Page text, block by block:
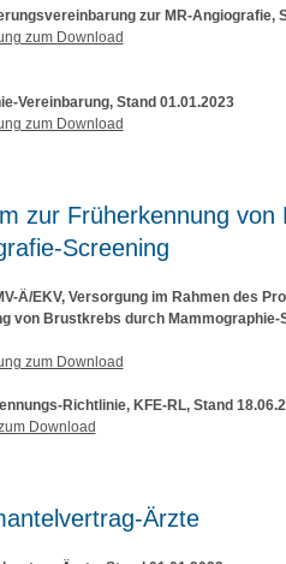
zur MR-Angiografie,
zum Download
Vereinbarung, Stand 01.01.2023
zum Download
zur Früherkennung von
Screening
Ä/EKV, Versorgung im Rahmen des
von Brustkrebs durch Mammographie-
zum Download
Richtlinie, KFE-RL, Stand
Download
Ärzte